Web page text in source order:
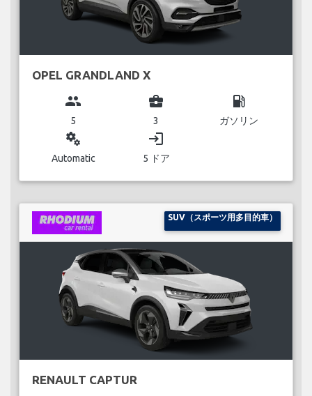
OPEL GRANDLAND X
group
5
business_center
3
local_gas_station
ガソリン
miscellaneous_services
Automatic
login
5 ドア
SUV（スポーツ用多目的車）
RENAULT CAPTUR